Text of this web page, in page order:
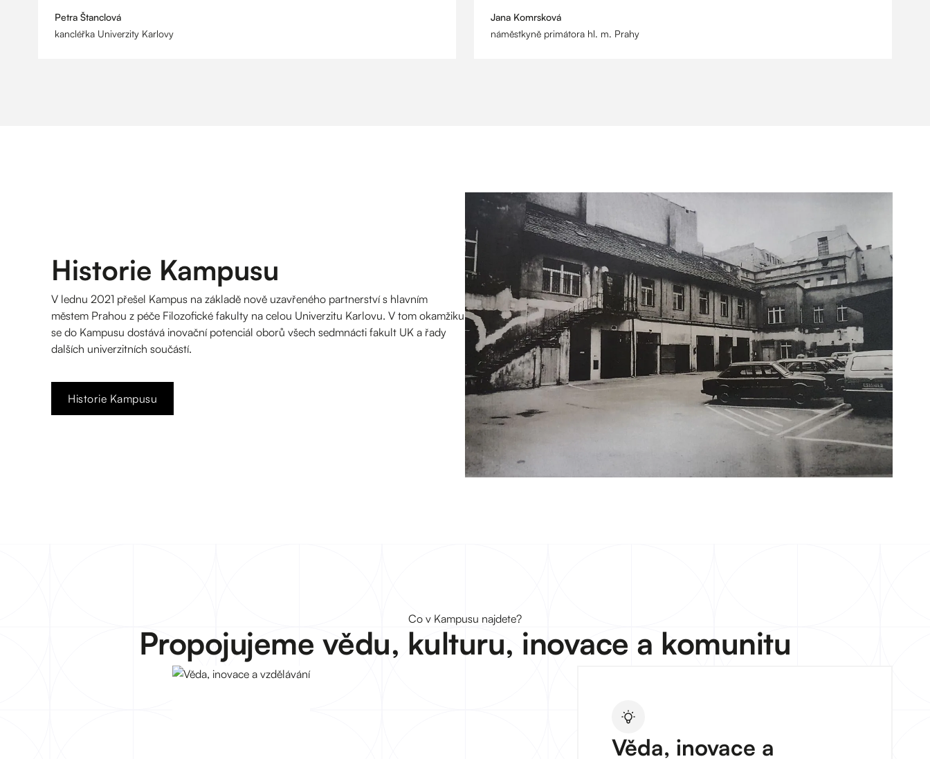
Petra Štanclová
kancléřka Univerzity Karlovy
Jana Komrsková
náměstkyně primátora hl. m. Prahy
Historie Kampusu
V lednu 2021 přešel Kampus na základě nově uzavřeného partnerství s hlavním
městem Prahou z péče Filozofické fakulty na celou Univerzitu Karlovu. V tom okamžiku
se do Kampusu dostává inovační potenciál oborů všech sedmnácti fakult UK a řady
dalších univerzitních součástí.
Historie Kampusu
Co v Kampusu najdete?
Propojujeme vědu, kulturu, inovace a komunitu
Věda, inovace a